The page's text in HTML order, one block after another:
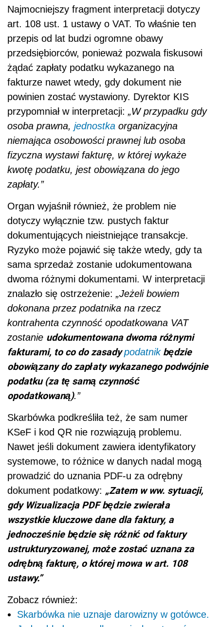
Najmocniejszy fragment interpretacji dotyczy
art. 108 ust. 1 ustawy o VAT. To właśnie ten
przepis od lat budzi ogromne obawy
przedsiębiorców, ponieważ pozwala fiskusowi
żądać zapłaty podatku wykazanego na
fakturze nawet wtedy, gdy dokument nie
powinien zostać wystawiony. Dyrektor KIS
przypomniał w interpretacji: „W przypadku gdy
osoba prawna, jednostka organizacyjna
niemająca osobowości prawnej lub osoba
fizyczna wystawi fakturę, w której wykaże
kwotę podatku, jest obowiązana do jego
zapłaty.”
Organ wyjaśnił również, że problem nie
dotyczy wyłącznie tzw. pustych faktur
dokumentujących nieistniejące transakcje.
Ryzyko może pojawić się także wtedy, gdy ta
sama sprzedaż zostanie udokumentowana
dwoma różnymi dokumentami. W interpretacji
znalazło się ostrzeżenie: „Jeżeli bowiem
dokonana przez podatnika na rzecz
kontrahenta czynność opodatkowana VAT
zostanie udokumentowana dwoma różnymi
fakturami, to co do zasadypodatnikbędzie
obowiązany do zapłaty wykazanego podwójnie
podatku (za tę samą czynność
opodatkowaną).”
Skarbówka podkreśliła też, że sam numer
KSeF i kod QR nie rozwiązują problemu.
Nawet jeśli dokument zawiera identyfikatory
systemowe, to różnice w danych nadal mogą
prowadzić do uznania PDF-u za odrębny
dokument podatkowy: „Zatem w ww. sytuacji,
gdy Wizualizacja PDF będzie zwierała
wszystkie kluczowe dane dla faktury, a
jednocześnie będzie się różnić od faktury
ustrukturyzowanej, może zostać uznana za
odrębną fakturę, o której mowa w art. 108
ustawy.”
Zobacz również:
Skarbówka nie uznaje darowizny w gotówce.